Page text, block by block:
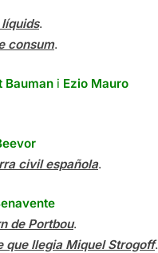
líquids.
consum.
Bauman i Ezio Mauro
civil española.
de Portbou.
que llegia Miquel Strogoff.